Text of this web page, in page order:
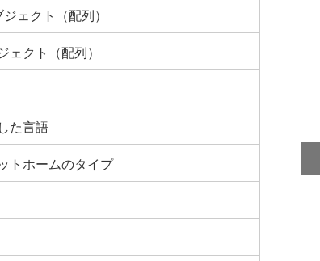
ェクト（配列）
ェクト（配列）
た言語
トホームのタイプ